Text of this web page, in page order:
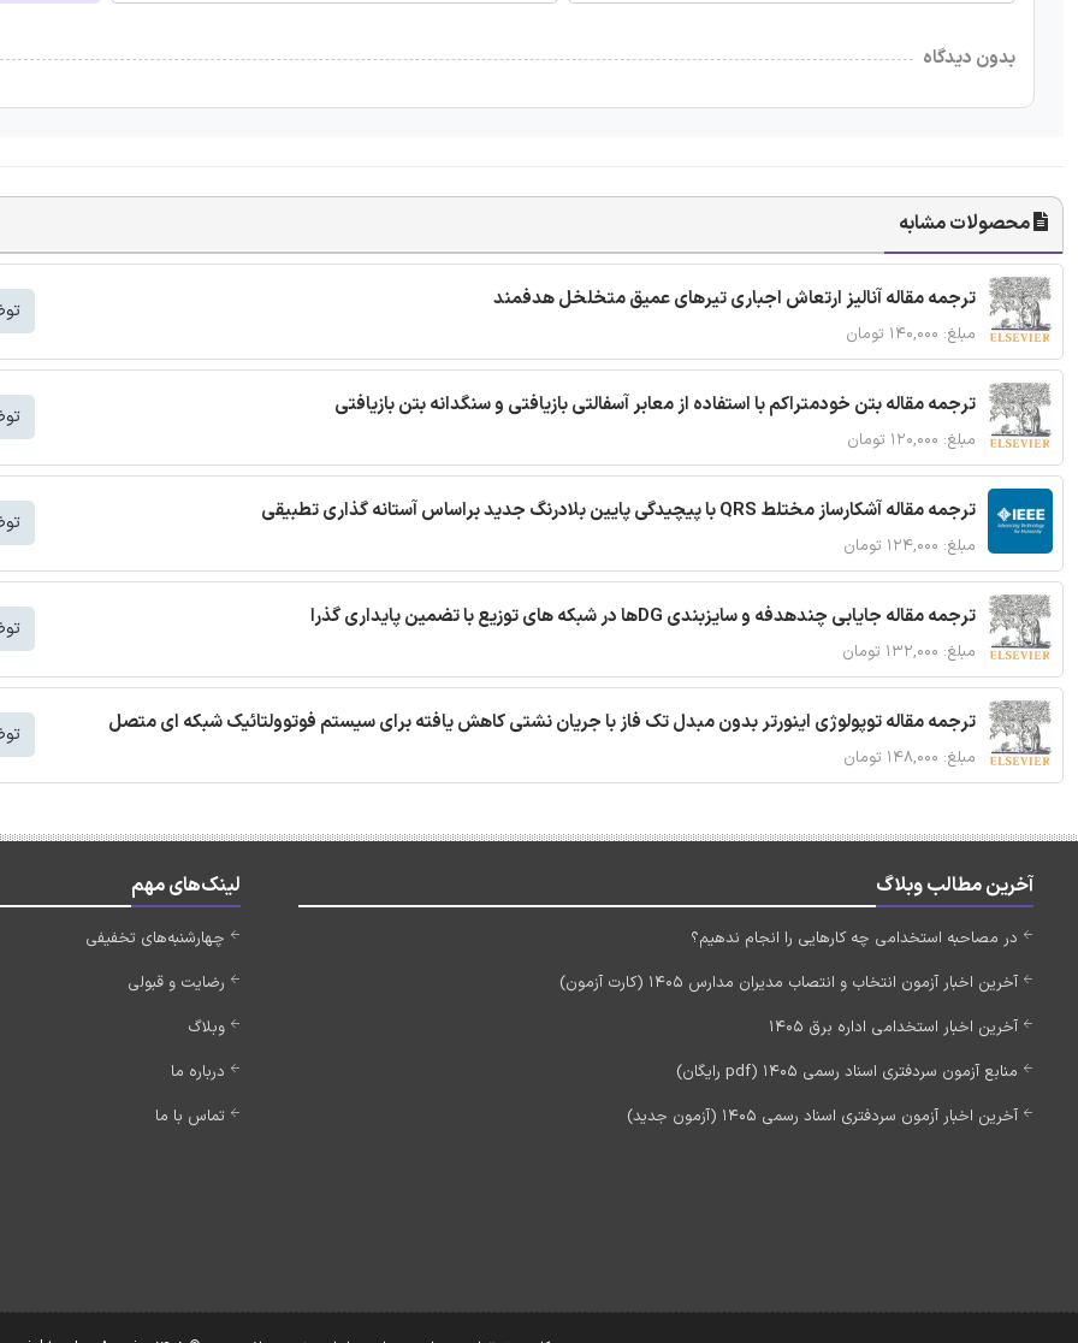
بدون دیدگاه
محصولات مشابه
ترجمه مقاله آنالیز ارتعاش اجباری تیرهای عمیق متخلخل هدفمند
مبلغ: ۱۴۰,۰۰۰ تومان
ترجمه مقاله بتن خودمتراکم با استفاده از معابر آسفالتی بازیافتی و سنگدانه بتن بازیافتی
مبلغ: ۱۲۰,۰۰۰ تومان
ترجمه مقاله آشکارساز مختلط QRS با پیچیدگی پایین بلادرنگ جدید براساس آستانه گذاری تطبیقی
مبلغ: ۱۲۴,۰۰۰ تومان
ترجمه مقاله جایابی چندهدفه و سایزبندی DGها در شبکه های توزیع با تضمین پایداری گذرا
مبلغ: ۱۳۲,۰۰۰ تومان
ترجمه مقاله توپولوژی اینورتر بدون مبدل تک فاز با جریان نشتی کاهش یافته برای سیستم فوتوولتائیک شبکه ای متصل
مبلغ: ۱۴۸,۰۰۰ تومان
آخرین مطالب وبلاگ
در مصاحبه استخدامی چه کارهایی را انجام ندهیم؟
آخرین اخبار آزمون انتخاب و انتصاب مدیران مدارس 1405 (کارت آزمون)
آخرین اخبار استخدامی اداره برق 1405
منابع آزمون سردفتری اسناد رسمی 1405 (pdf رایگان)
آخرین اخبار آزمون سردفتری اسناد رسمی 1405 (آزمون جدید)
لینک‌های مهم
چهارشنبه‌های تخفیفی
رضایت و قبولی
وبلاگ
درباره ما
تماس با ما